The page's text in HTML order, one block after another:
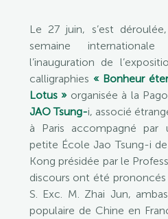
Le 27 juin, s’est
semaine
l’inauguration de
calligraphies « Bonheur
Lotus »organisée à la
JAO Tsung-i, associé
à Paris accompagné par
petite École Jao Tsung-i
Kong présidée par le
discours ont été
S. Exc. M. Zhai Jun,
populaire de Chine en